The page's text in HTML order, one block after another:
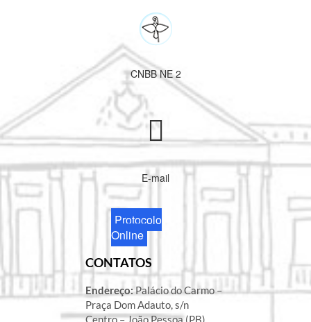
CNBB NE 2
E-mail
Protocolo
Online
CONTATOS
Endereço:Palácio do Carmo –
Praça Dom Adauto, s/n
Centro – João Pessoa (PB)